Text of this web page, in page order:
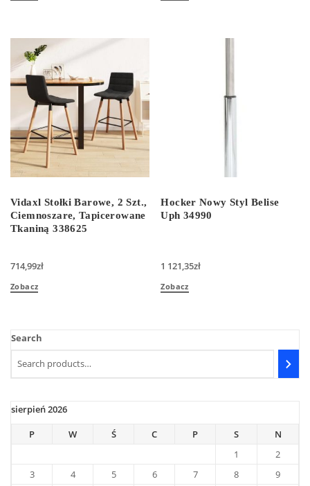
Vidaxl Stołki Barowe, 2 Szt.,
Ciemnoszare, Tapicerowane
Tkaniną 338625
714,99zł
Zobacz
Hocker Nowy Styl Belise
Uph 34990
1 121,35zł
Zobacz
Search
sierpień 2026
P
W Ś C P S
N
1
2
3
4 5 6 7 8 9